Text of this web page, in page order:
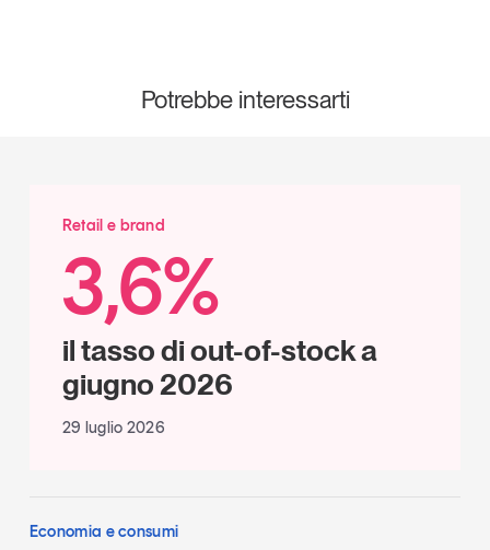
Potrebbe interessarti
Retail e brand
3,6%
il tasso di out-of-stock a
giugno 2026
29 luglio 2026
Economia e consumi